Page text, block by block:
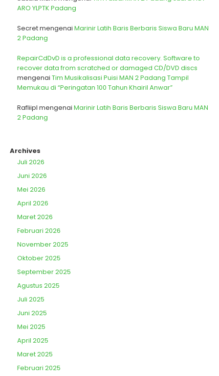
ARO YLPTK Padang
Secretmengenai Marinir Latih Baris Berbaris Siswa Baru MAN
2 Padang
RepairCdDvD is a professional data recovery. Software to
recover data from scratched or damaged CD/DVD discs
mengenai Tim Musikalisasi Puisi MAN 2 Padang Tampil
Memukau di “Peringatan 100 Tahun Khairil Anwar”
Rafliipl mengenai Marinir Latih Baris Berbaris Siswa Baru MAN
2 Padang
Archives
Juli 2026
Juni 2026
Mei 2026
April 2026
Maret 2026
Februari 2026
November 2025
Oktober 2025
September 2025
Agustus 2025
Juli 2025
Juni 2025
Mei 2025
April 2025
Maret 2025
Februari 2025